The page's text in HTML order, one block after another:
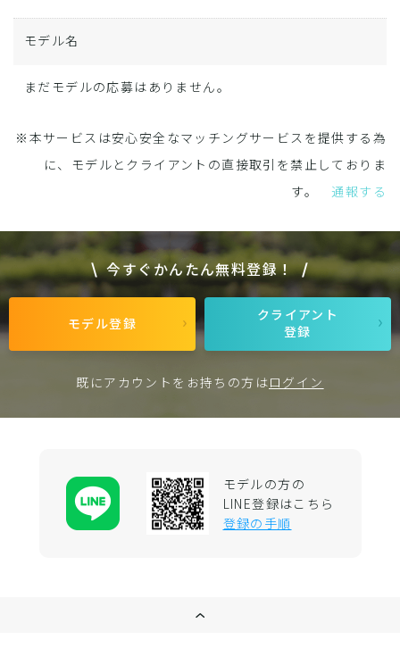
モデル名
まだモデルの応募はありません。
※本サービスは安心安全なマッチングサービスを提供する為
に、モデルとクライアントの直接取引を禁止しておりま
す。通報する
今すぐかんたん無料登録！
モデル登録
クライアント
登録
既にアカウントをお持ちの方はログイン
モデルの方の
LINE登録はこちら
登録の手順